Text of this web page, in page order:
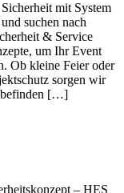
mit System
suchen nach
& Service
um Ihr Event
Ob kleine Feier oder
sorgen wir
[…]
– HES